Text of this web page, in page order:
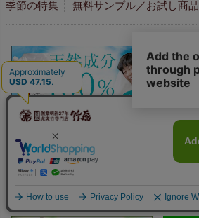
季節の特集 無料サンプル／お試し商品